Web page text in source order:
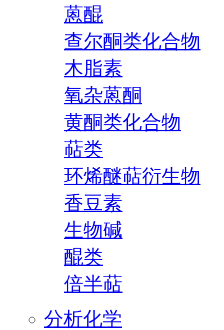
蒽醌
查尔酮类化合物
木脂素
氧杂蒽酮
黄酮类化合物
萜类
环烯醚萜衍生物
香豆素
生物碱
醌类
倍半萜
分析化学